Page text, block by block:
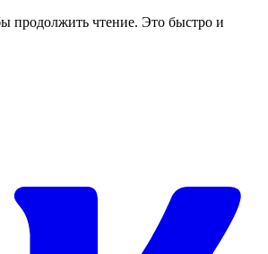
продолжить чтение. Это быстро и